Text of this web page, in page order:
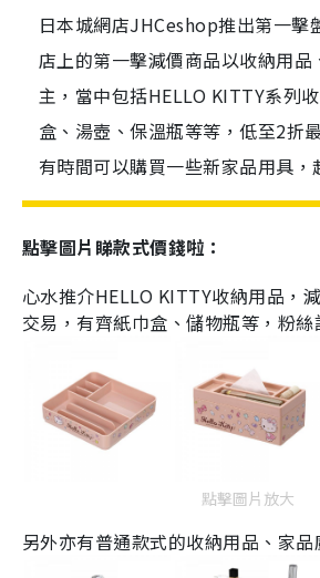
日本城網店JHCeshop推出第一擊
店上的第一擊減價商品以收納用品
主，當中包括HELLO KITTY系列
盒、湯壺、保溫瓶等等，低至2折
有時間可以購買一些新家品用具，
點擊圖片睇款式價錢啦：
心水推介HELLO KITTY收納用品，
交易，有齊紙巾盒、儲物瓶等，粉
點擊圖片放大
另外亦有普通款式的收納用品、家品